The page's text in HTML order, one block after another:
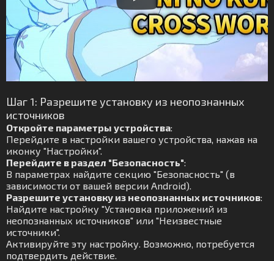
Шаг 1: Разрешите установку из неопознанных
источников
Откройте параметры устройства:
Перейдите в настройки вашего устройства, нажав на
иконку "Настройки".
Перейдите в раздел "Безопасность":
В параметрах найдите секцию "Безопасность" (в
зависимости от вашей версии Android).
Разрешите установку из неопознанных источников:
Найдите настройку "Установка приложений из
неопознанных источников" или "Неизвестные
источники".
Активируйте эту настройку. Возможно, потребуется
подтвердить действие.